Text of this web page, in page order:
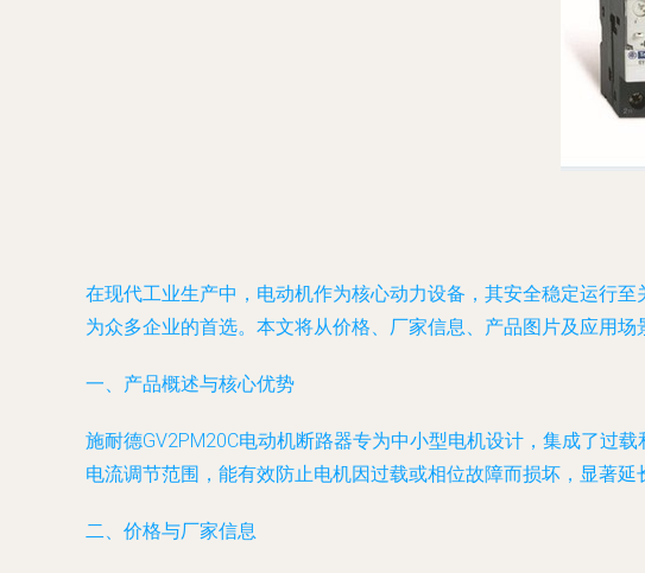
在现代工业生产中，电动机作为核心动力设备，其安全稳定运行
为众多企业的首选。本文将从价格、厂家信息、产品图片及应用
一、产品概述与核心优势
施耐德GV2PM20C电动机断路器专为中小型电机设计，集成了过
电流调节范围，能有效防止电机因过载或相位故障而损坏，显著
二、价格与厂家信息